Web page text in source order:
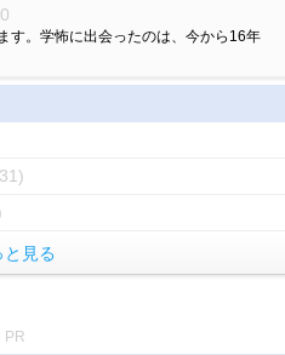
す。学怖に出会ったのは、今から16年
と見る
PR